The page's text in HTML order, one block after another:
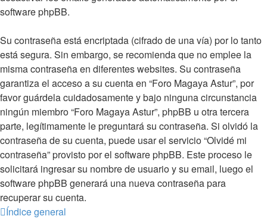
software phpBB.
Su contraseña está encriptada (cifrado de una vía) por lo tanto
está segura. Sin embargo, se recomienda que no emplee la
misma contraseña en diferentes websites. Su contraseña
garantiza el acceso a su cuenta en “Foro Magaya Astur”, por
favor guárdela cuidadosamente y bajo ninguna circunstancia
ningún miembro “Foro Magaya Astur”, phpBB u otra tercera
parte, legítimamente le preguntará su contraseña. Si olvidó la
contraseña de su cuenta, puede usar el servicio “Olvidé mi
contraseña” provisto por el software phpBB. Este proceso le
solicitará ingresar su nombre de usuario y su email, luego el
software phpBB generará una nueva contraseña para
recuperar su cuenta.
Índice general